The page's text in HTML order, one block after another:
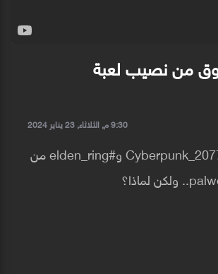
من نصيب لعبة
9:30 م, الثلاثاء, 23 يناير 2024
نجاحٌ كبير تجاوز #Cyberpunk_2077 و#elden_ring من